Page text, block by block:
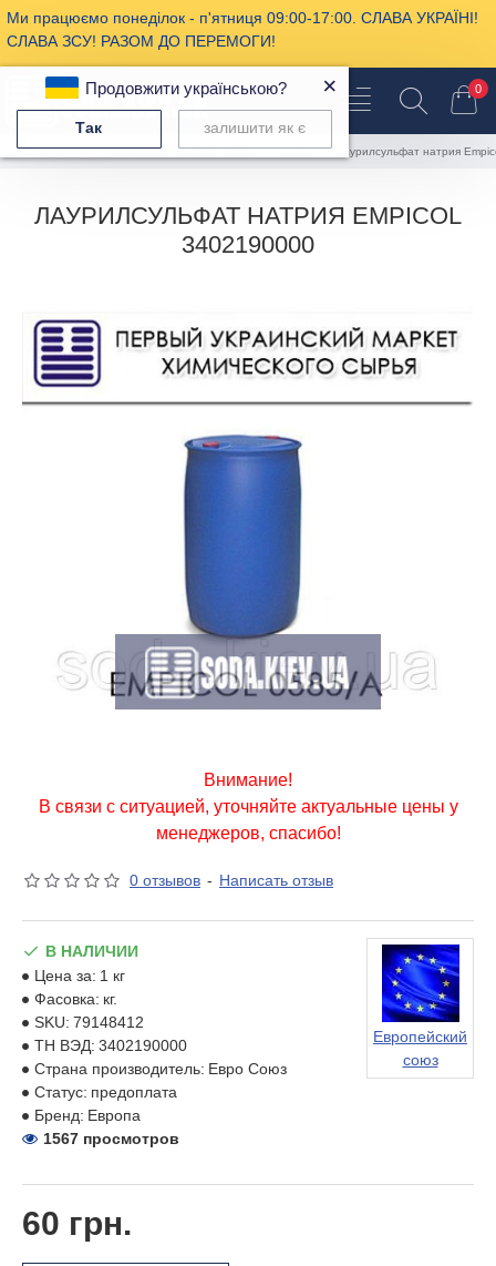
Ми працюємо понеділок - п'ятниця 09:00-17:00. СЛАВА УКРАЇНІ!
СЛАВА ЗСУ! РАЗОМ ДО ПЕРЕМОГИ!
0
Сырье для косметики и бытовой химии ПАВы лаурилсульфат натрия
ЛАУРИЛСУЛЬФАТ НАТРИЯ EMPICOL
3402190000
Внимание!
В связи с ситуацией, уточняйте актуальные цены у
менеджеров, спасибо!
0 отзывов - Написать отзыв
60 грн.
В НАЛИЧИИ
Цена за: 1 кг
Фасовка: кг.
SKU: 79148412
ТН ВЭД: 3402190000
Страна производитель: Евро Союз
Статус: предоплата
Бренд: Европа
Европейский
союз
1567 просмотров
Продовжити українською? ×
Так залишити як є